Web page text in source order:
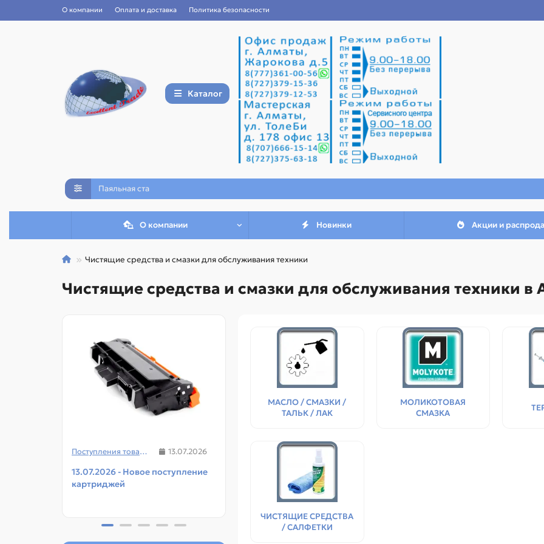
О компании Оплата и доставка Политика безопасности
Каталог
О компании Новинки Акции и
Чистящие средства и смазки для обслуживания техники
Чистящие средства и смазки для обслуживания техники в
Поступления товаров 13.07.2026
13.07.2026 - Новое поступление
картриджей
Поступления товаров
08.07.2026 - Новое поступление
чипов для картриджей и
принтеров
МАСЛО / СМАЗКИ /
ТАЛЬК / ЛАК
МОЛИКОТОВАЯ
СМАЗКА
ЧИСТЯЩИЕ СРЕДСТВА
/ САЛФЕТКИ